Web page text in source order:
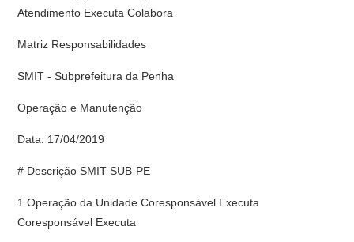
Atendimento Executa Colabora
Matriz Responsabilidades
SMIT - Subprefeitura da Penha
Operação e Manutenção
Data: 17/04/2019
# Descrição SMIT SUB-PE
1 Operação da Unidade Coresponsável Executa
Coresponsável Executa